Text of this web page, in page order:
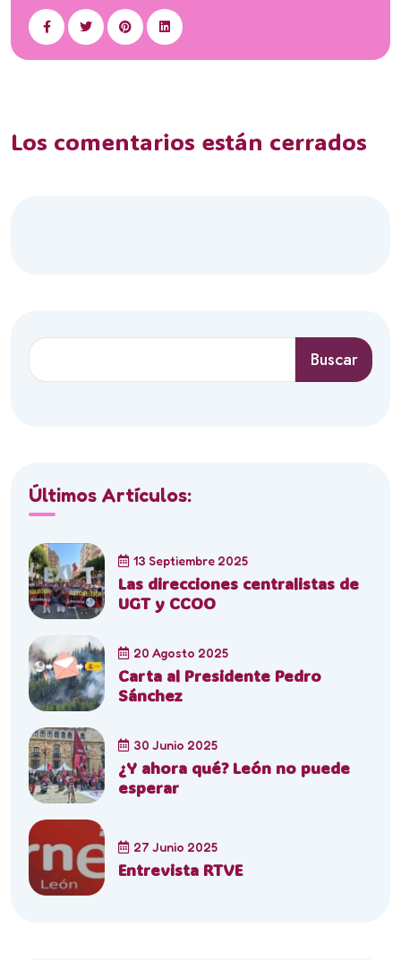
Los comentarios están cerrados
Buscar
Últimos Artículos:
13 Septiembre 2025
Las direcciones centralistas de
UGT y CCOO
20 Agosto 2025
Carta al Presidente Pedro
Sánchez
30 Junio 2025
¿Y ahora qué? León no puede
esperar
27 Junio 2025
Entrevista RTVE